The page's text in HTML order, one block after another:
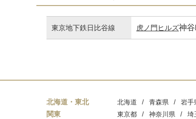
東京地下鉄日比谷線 虎ノ門ヒルズ神
北海道・東北 北海道 青森県 岩手
関東 東京都 神奈川県 埼